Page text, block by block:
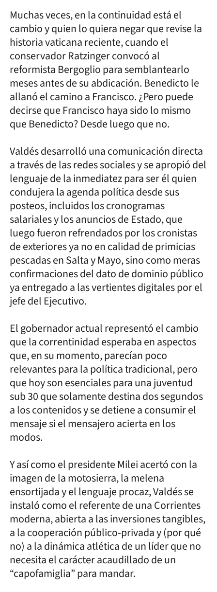
Muchas veces, en la continuidad está el
cambio y quien lo quiera negar que revise la
historia vaticana reciente, cuando el
conservador Ratzinger convocó al
reformista Bergoglio para semblantearlo
meses antes de su abdicación. Benedicto le
allanó el camino a Francisco. ¿Pero puede
decirse que Francisco haya sido lo mismo
que Benedicto? Desde luego que no.
Valdés desarrolló una comunicación directa
a través de las redes sociales y se apropió del
lenguaje de la inmediatez para ser él quien
condujera la agenda política desde sus
posteos, incluidos los cronogramas
salariales y los anuncios de Estado, que
luego fueron refrendados por los cronistas
de exteriores ya no en calidad de primicias
pescadas en Salta y Mayo, sino como meras
confirmaciones del dato de dominio público
ya entregado a las vertientes digitales por el
jefe del Ejecutivo.
El gobernador actual representó el cambio
que la correntinidad esperaba en aspectos
que, en su momento, parecían poco
relevantes para la política tradicional, pero
que hoy son esenciales para una juventud
sub 30 que solamente destina dos segundos
a los contenidos y se detiene a consumir el
mensaje si el mensajero acierta en los
modos.
Y así como el presidente Milei acertó con la
imagen de la motosierra, la melena
ensortijada y el lenguaje procaz, Valdés se
instaló como el referente de una Corrientes
moderna, abierta a las inversiones tangibles,
a la cooperación público-privada y (por qué
no) a la dinámica atlética de un líder que no
necesita el carácter acaudillado de un
“capofamiglia” para mandar.